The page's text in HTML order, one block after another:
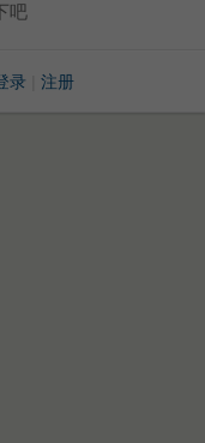
吧
录 注册